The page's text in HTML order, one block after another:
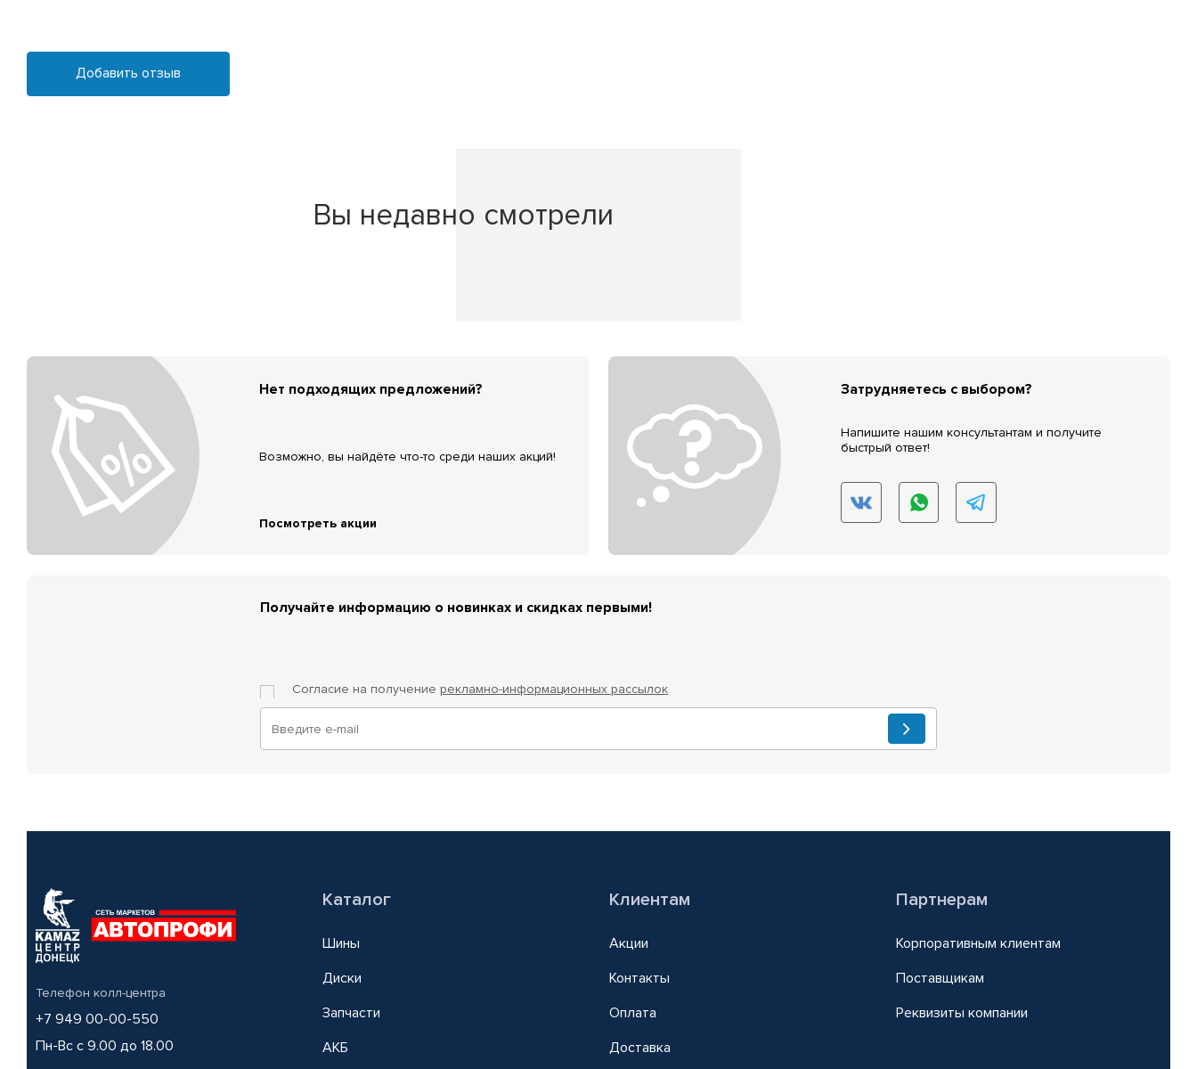
Добавить отзыв
Вы недавно смотрели
Нет подходящих предложений?
Возможно, вы найдёте что-то среди наших акций!
Посмотреть акции
Затрудняетесь с выбором?
Напишите нашим консультантам и получите
быстрый ответ!
Получайте информацию о новинках и скидках первыми!
Согласие на получение рекламно-информационных рассылок
Телефон колл-центра
+7 949 00-00-550
Пн-Вс с 9.00 до 18.00
Каталог
Шины
Диски
Запчасти
АКБ
Клиентам
Акции
Контакты
Оплата
Доставка
Партнерам
Корпоративным клиентам
Поставщикам
Реквизиты компании